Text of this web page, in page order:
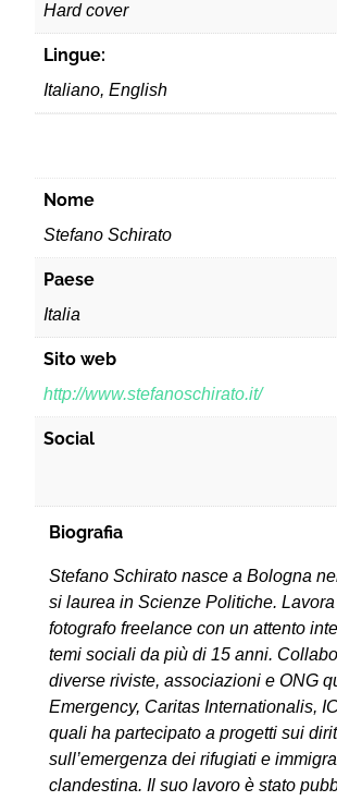
Hard cover
Lingue:
Italiano, English
Nome
Stefano Schirato
Paese
Italia
Sito web
http://www.stefanoschirato.it/
Social
Biografia
Stefano Schirato nasce a Bologna
si laurea in Scienze Politiche.
fotografo freelance con un attento
temi sociali da più di 15 anni.
diverse riviste, associazioni e ONG
Emergency, Caritas Internationalis,
quali ha partecipato a progetti sui
sull’emergenza dei rifugiati e
clandestina. Il suo lavoro è stato